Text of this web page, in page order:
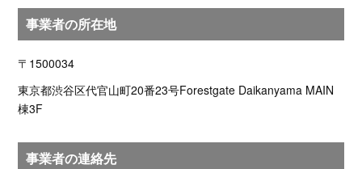
事業者の所在地
〒1500034
東京都渋谷区代官山町20番23号Forestgate Daikanyama MAIN
棟3F
事業者の連絡先